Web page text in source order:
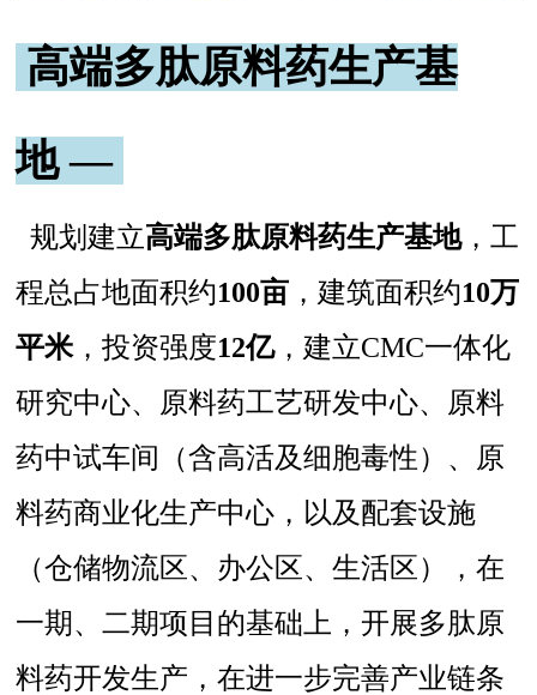
高端多肽原料药生产基
地 —
规划建立高端多肽原料药生产基地，工
程总占地面积约100亩 ，建筑面积约10万
平米，投资强度12亿，建立CMC一体化
研究中心、原料药工艺研发中心、原料
药中试车间（含高活及细胞毒性）、原
料药商业化生产中心，以及配套设施
（仓储物流区、办公区、生活区），在
一期、二期项目的基础上，开展多肽原
料药开发生产，在进一步完善产业链条